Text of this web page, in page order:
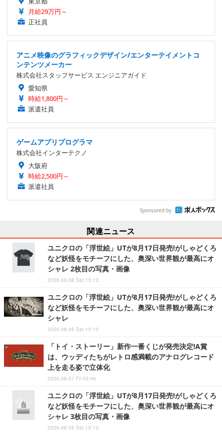
月給29万円～
正社員
アニメ映像のグラフィックデザイン/エンターテイメントコ
ンテンツメーカー
株式会社スタッフサービス エンジニアガイド
愛知県
時給1,800円～
派遣社員
ゲームアプリプログラマ
株式会社インターテクノ
大阪府
時給2,500円～
派遣社員
Sponsored by
関連ニュース
ユニクロの「浮世絵」UTが8月17日発売!がしゃどくろ
など妖怪をモチーフにした、奥深い世界観が最高にオ
シャレ 2枚目の写真・画像
2026.08.08 Sat 15:10
ユニクロの「浮世絵」UTが8月17日発売!がしゃどくろ
など妖怪をモチーフにした、奥深い世界観が最高にオ
シャレ
2026.08.08 Sat 15:10
「トイ・ストーリー」新作一番くじが発売決定!A賞
は、ウッディたちがレトロ感満載のアナログレコード
上を走る姿で立体化
2026.08.07 Fri 03:40
ユニクロの「浮世絵」UTが8月17日発売!がしゃどくろ
など妖怪をモチーフにした、奥深い世界観が最高にオ
シャレ 3枚目の写真・画像
2026.08.08 Sat 15:10